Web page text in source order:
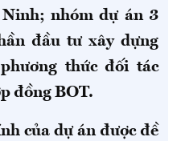
nhóm dự án 3
đầu tư xây dựng
thức đối tác
đồng BOT.
của dự án được đề